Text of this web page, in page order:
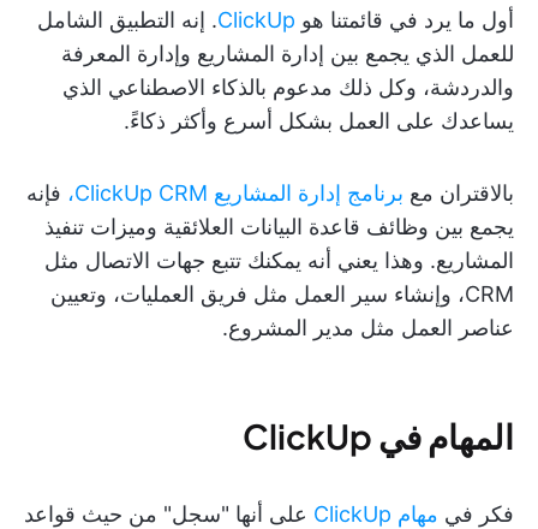
أول ما يرد في قائمتنا هو ClickUp. إنه التطبيق الشامل
للعمل الذي يجمع بين إدارة المشاريع وإدارة المعرفة
والدردشة، وكل ذلك مدعوم بالذكاء الاصطناعي الذي
يساعدك على العمل بشكل أسرع وأكثر ذكاءً.
بالاقتران مع برنامج إدارة المشاريع ClickUp CRM،
فإنه
يجمع بين وظائف قاعدة البيانات العلائقية وميزات تنفيذ
المشاريع. وهذا يعني أنه يمكنك تتبع جهات الاتصال مثل
CRM، وإنشاء سير العمل مثل فريق العمليات، وتعيين
عناصر العمل مثل مدير المشروع.
المهام في ClickUp
فكر في مهام ClickUp
على أنها "سجل" من حيث قواعد